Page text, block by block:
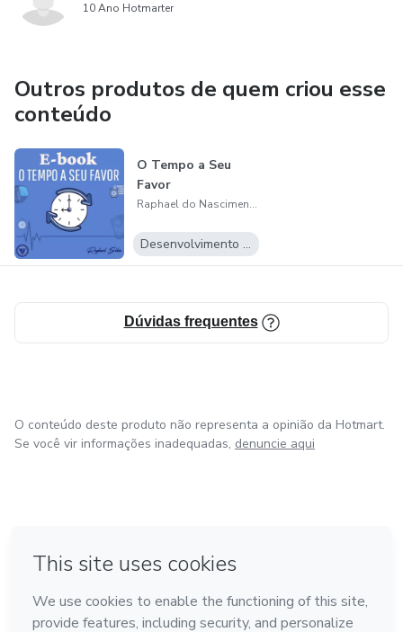
10 Ano Hotmarter
Outros produtos de quem criou esse
conteúdo
O Tempo a Seu
Favor
Raphael do Nascimento Silva
Desenvolvimento Pessoal
Dúvidas frequentes
O conteúdo deste produto não representa a opinião da Hotmart.
Se você vir informações inadequadas, denuncie aqui
Feito com ❤ na Cidade do México